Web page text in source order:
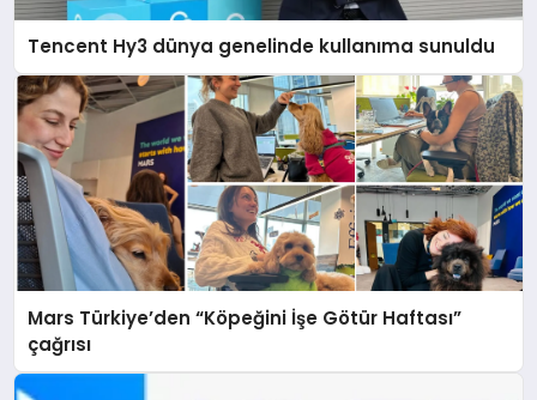
Tencent Hy3 dünya genelinde kullanıma sunuldu
Mars Türkiye’den “Köpeğini İşe Götür Haftası”
çağrısı